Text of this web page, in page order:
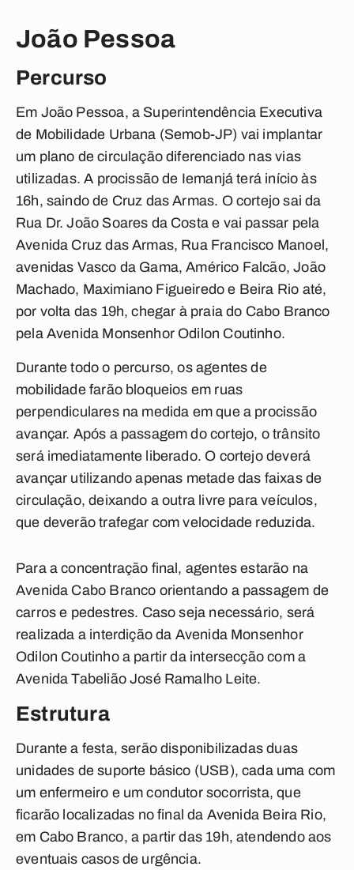
João Pessoa
Percurso
Em João Pessoa, a Superintendência Executiva
de Mobilidade Urbana (Semob-JP) vai implantar
um plano de circulação diferenciado nas vias
utilizadas. A procissão de Iemanjá terá início às
16h, saindo de Cruz das Armas. O cortejo sai da
Rua Dr. João Soares da Costa e vai passar pela
Avenida Cruz das Armas, Rua Francisco Manoel,
avenidas Vasco da Gama, Américo Falcão, João
Machado, Maximiano Figueiredo e Beira Rio até,
por volta das 19h, chegar à praia do Cabo Branco
pela Avenida Monsenhor Odilon Coutinho.
Durante todo o percurso, os agentes de
mobilidade farão bloqueios em ruas
perpendiculares na medida em que a procissão
avançar. Após a passagem do cortejo, o trânsito
será imediatamente liberado. O cortejo deverá
avançar utilizando apenas metade das faixas de
circulação, deixando a outra livre para veículos,
que deverão trafegar com velocidade reduzida.
Para a concentração final, agentes estarão na
Avenida Cabo Branco orientando a passagem de
carros e pedestres. Caso seja necessário, será
realizada a interdição da Avenida Monsenhor
Odilon Coutinho a partir da intersecção com a
Avenida Tabelião José Ramalho Leite.
Estrutura
Durante a festa, serão disponibilizadas duas
unidades de suporte básico (USB), cada uma com
um enfermeiro e um condutor socorrista, que
ficarão localizadas no final da Avenida Beira Rio,
em Cabo Branco, a partir das 19h, atendendo aos
eventuais casos de urgência.